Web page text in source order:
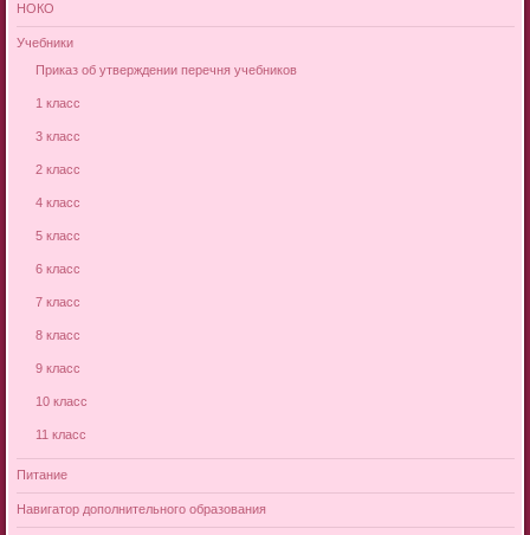
НОКО
Учебники
Приказ об утверждении перечня учебников
1 класс
3 класс
2 класс
4 класс
5 класс
6 класс
7 класс
8 класс
9 класс
10 класс
11 класс
Питание
Навигатор дополнительного образования